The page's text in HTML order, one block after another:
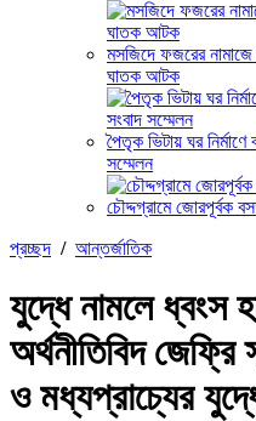
মসজিদে ফজরের
ঘাতক আটক
পৈতৃক ভিটায় ঘর নির্মাণে
সম্মেলন
চৌদ্দগ্রামে জোরপূর্বক
প্রচ্ছদ / আন্তর্জাতিক
যুদ্ধে নামলে ধ্বংস
অর্থনীতিবিদ
ও মধ্যপ্রাচ্যের